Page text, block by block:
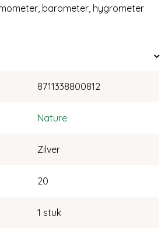
barometer, hygrometer
8711338800812
Nature
Zilver
20
1 stuk